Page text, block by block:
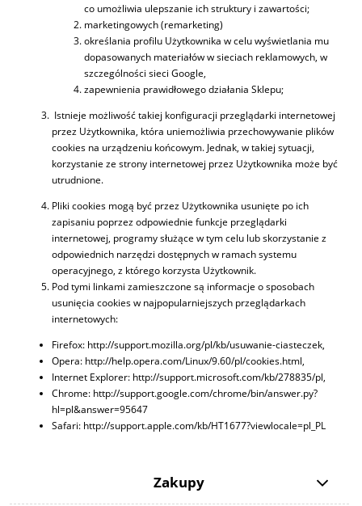
co umożliwia ulepszanie ich struktury i zawartości;
marketingowych (remarketing)
określania profilu Użytkownika w celu wyświetlania mu
dopasowanych materiałów w sieciach reklamowych, w
szczególności sieci Google,
zapewnienia prawidłowego działania Sklepu;
Istnieje możliwość takiej konfiguracji przeglądarki internetowej
przez Użytkownika, która uniemożliwia przechowywanie plików
cookies na urządzeniu końcowym. Jednak, w takiej sytuacji,
korzystanie ze strony internetowej przez Użytkownika może być
utrudnione.
Pliki cookies mogą być przez Użytkownika usunięte po ich
zapisaniu poprzez odpowiednie funkcje przeglądarki
internetowej, programy służące w tym celu lub skorzystanie z
odpowiednich narzędzi dostępnych w ramach systemu
operacyjnego, z którego korzysta Użytkownik.
Pod tymi linkami zamieszczone są informacje o sposobach
usunięcia cookies w najpopularniejszych przeglądarkach
internetowych:
Firefox: http://support.mozilla.org/pl/kb/usuwanie-ciasteczek,
Opera: http://help.opera.com/Linux/9.60/pl/cookies.html,
Internet Explorer: http://support.microsoft.com/kb/278835/pl,
Chrome: http://support.google.com/chrome/bin/answer.py?
hl=pl&answer=95647
Safari: http://support.apple.com/kb/HT1677?viewlocale=pl_PL
Zakupy